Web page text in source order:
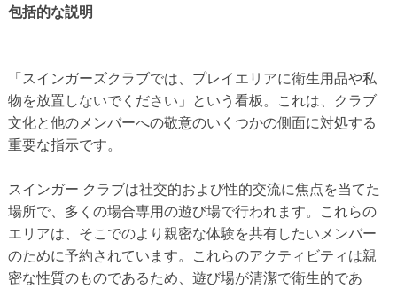
包括的な説明
「スインガーズクラブでは、プレイエリアに衛生用品や私
物を放置しないでください」という看板。これは、クラブ
文化と他のメンバーへの敬意のいくつかの側面に対処する
重要な指示です。
スインガー クラブは社交的および性的交流に焦点を当てた
場所で、多くの場合専用の遊び場で行われます。これらの
エリアは、そこでのより親密な体験を共有したいメンバー
のために予約されています。これらのアクティビティは親
密な性質のものであるため、遊び場が清潔で衛生的であ